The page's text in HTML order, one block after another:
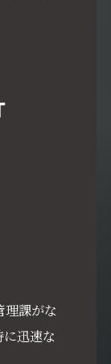
理課がな
迅速な